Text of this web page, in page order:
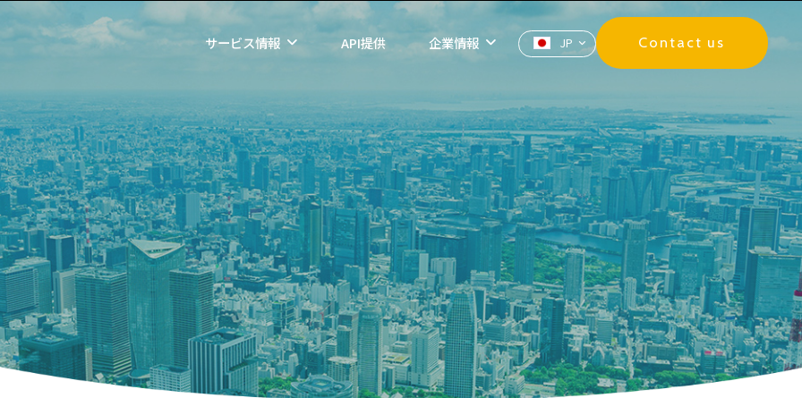
サービス情報 API提供 企業情報
JP
EN
ZH
Contact us